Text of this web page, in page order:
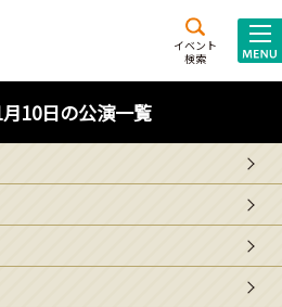
イベント
検索
西新井
文化ホール
10日の公演一覧